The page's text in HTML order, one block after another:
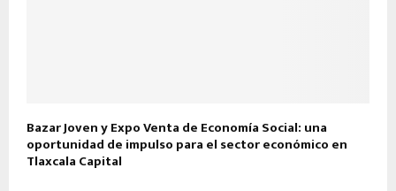
Bazar Joven y Expo Venta de Economía Social: una
oportunidad de impulso para el sector económico en
Tlaxcala Capital